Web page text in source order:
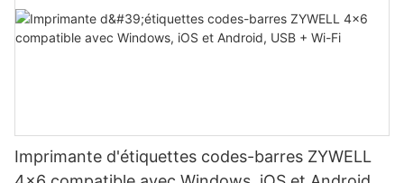
Imprimante d'étiquettes codes-barres ZYWELL